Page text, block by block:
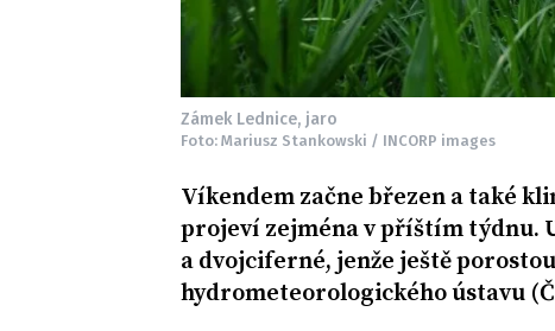
Zámek Lednice, jaro
Foto: Mariusz Stankowski / INCORP images
Víkendem začne březen a také
projeví zejména v příštím týdnu.
a dvojciferné, jenže ještě
hydrometeorologického ústavu